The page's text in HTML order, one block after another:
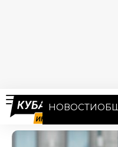
НОВОСТИ